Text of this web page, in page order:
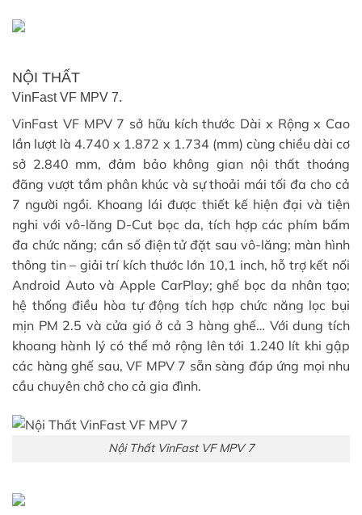
NỘI THẤT
VinFast VF MPV 7.
VinFast VF MPV 7 sở hữu kích thước Dài x Rộng x Cao
lần lượt là 4.740 x 1.872 x 1.734 (mm) cùng chiều dài cơ
sở 2.840 mm, đảm bảo không gian nội thất thoáng
đãng vượt tầm phân khúc và sự thoải mái tối đa cho cả
7 người ngồi. Khoang lái được thiết kế hiện đại và tiện
nghi với vô-lăng D-Cut bọc da, tích hợp các phím bấm
đa chức năng; cần số điện tử đặt sau vô-lăng; màn hình
thông tin – giải trí kích thước lớn 10,1 inch, hỗ trợ kết nối
Android Auto và Apple CarPlay; ghế bọc da nhân tạo;
hệ thống điều hòa tự động tích hợp chức năng lọc bụi
mịn PM 2.5 và cửa gió ở cả 3 hàng ghế… Với dung tích
khoang hành lý có thể mở rộng lên tới 1.240 lít khi gập
các hàng ghế sau, VF MPV 7 sẵn sàng đáp ứng mọi nhu
cầu chuyên chở cho cả gia đình.
Nội Thất VinFast VF MPV 7